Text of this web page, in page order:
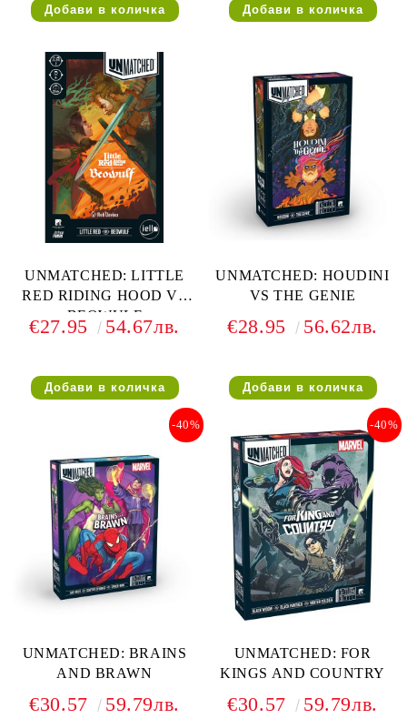
UNMATCHED: LITTLE
RED RIDING HOOD VS
BEOWULF
€27.95 54.67лв.
UNMATCHED: HOUDINI
VS THE GENIE
€28.95 56.62лв.
UNMATCHED: BRAINS
AND BRAWN
-40%
€30.57 59.79лв.
UNMATCHED: FOR
KINGS AND COUNTRY
-40%
€30.57 59.79лв.